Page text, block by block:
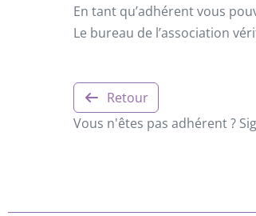
En tant qu’adhérent vous
Le bureau de l’association
Retour
Vous n'êtes pas adhérent ?